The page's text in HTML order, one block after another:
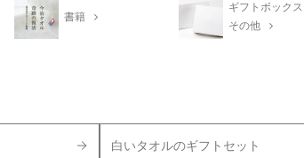
書籍
ギフトボックス
その他
白いタオルのギフトセット